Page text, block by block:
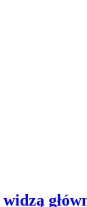
widzą